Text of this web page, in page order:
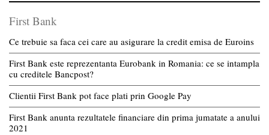
First Bank
Ce trebuie sa faca cei care au asigurare la credit emisa de Euroins
First Bank este reprezentanta Eurobank in Romania: ce se intampla
cu creditele Bancpost?
Clientii First Bank pot face plati prin Google Pay
First Bank anunta rezultatele financiare din prima jumatate a anului
2021